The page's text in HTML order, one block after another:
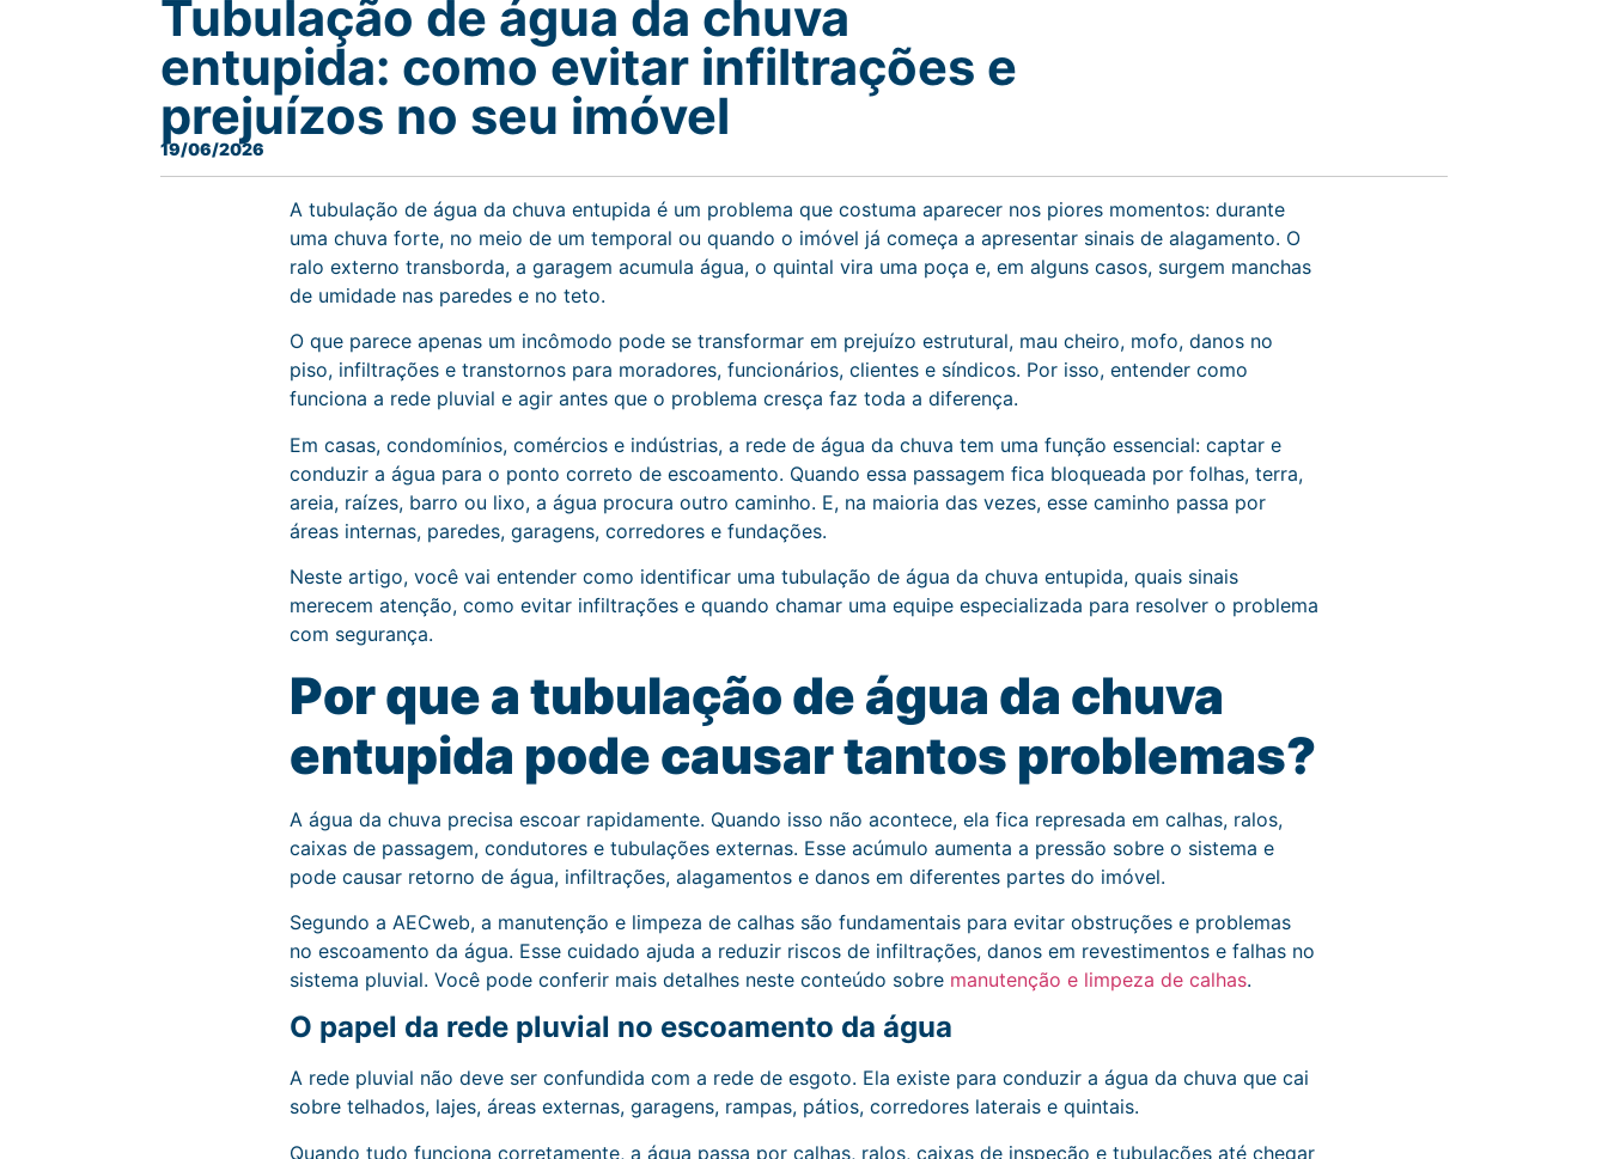
Tubulação de água da chuva
entupida: como evitar infiltrações e
prejuízos no seu imóvel
19/06/2026
A tubulação de água da chuva entupida é um problema que costuma aparecer nos piores momentos: durante
uma chuva forte, no meio de um temporal ou quando o imóvel já começa a apresentar sinais de alagamento. O
ralo externo transborda, a garagem acumula água, o quintal vira uma poça e, em alguns casos, surgem manchas
de umidade nas paredes e no teto.
O que parece apenas um incômodo pode se transformar em prejuízo estrutural, mau cheiro, mofo, danos no
piso, infiltrações e transtornos para moradores, funcionários, clientes e síndicos. Por isso, entender como
funciona a rede pluvial e agir antes que o problema cresça faz toda a diferença.
Em casas, condomínios, comércios e indústrias, a rede de água da chuva tem uma função essencial: captar e
conduzir a água para o ponto correto de escoamento. Quando essa passagem fica bloqueada por folhas, terra,
areia, raízes, barro ou lixo, a água procura outro caminho. E, na maioria das vezes, esse caminho passa por
áreas internas, paredes, garagens, corredores e fundações.
Neste artigo, você vai entender como identificar uma tubulação de água da chuva entupida, quais sinais
merecem atenção, como evitar infiltrações e quando chamar uma equipe especializada para resolver o problema
com segurança.
Por que a tubulação de água da chuva
entupida pode causar tantos problemas?
A água da chuva precisa escoar rapidamente. Quando isso não acontece, ela fica represada em calhas, ralos,
caixas de passagem, condutores e tubulações externas. Esse acúmulo aumenta a pressão sobre o sistema e
pode causar retorno de água, infiltrações, alagamentos e danos em diferentes partes do imóvel.
Segundo a AECweb, a manutenção e limpeza de calhas são fundamentais para evitar obstruções e problemas
no escoamento da água. Esse cuidado ajuda a reduzir riscos de infiltrações, danos em revestimentos e falhas no
sistema pluvial. Você pode conferir mais detalhes neste conteúdo sobre manutenção e limpeza de calhas.
O papel da rede pluvial no escoamento da água
A rede pluvial não deve ser confundida com a rede de esgoto. Ela existe para conduzir a água da chuva que cai
sobre telhados, lajes, áreas externas, garagens, rampas, pátios, corredores laterais e quintais.
Quando tudo funciona corretamente, a água passa por calhas, ralos, caixas de inspeção e tubulações até chegar